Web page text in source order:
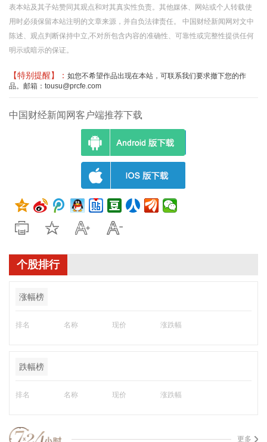
表本站及其子站赞同其观点和对其真实性负责。其他媒体、网站或个人转载使
用时必须保留本站注明的文章来源，并自负法律责任。 中国财经新闻网对文中
陈述、观点判断保持中立,不对所包含内容的准确性、可靠性或完整性提供任何
明示或暗示的保证。
【特别提醒】： 如您不希望作品出现在本站，可联系我们要求撤下您的作
品。邮箱：tousu@prcfe.com
中国财经新闻网客户端推荐下载
个股排行
涨幅榜
排名 名称 现价 涨跌幅
跌幅榜
排名 名称 现价 涨跌幅
更多